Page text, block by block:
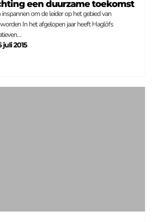
een duurzame toekomst
om de leider op het gebied van
In het afgelopen jaar heeft Haglöfs
juli 2015